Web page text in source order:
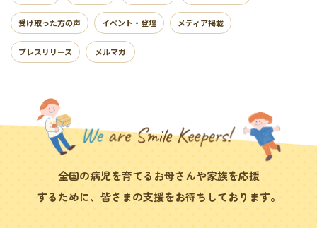
受け取った方の声 イベント・登壇 メディア掲載
プレスリリース メルマガ
全国の病児を育てるお母さんや家族を応援
するために、皆さまの支援をお待ちしております。